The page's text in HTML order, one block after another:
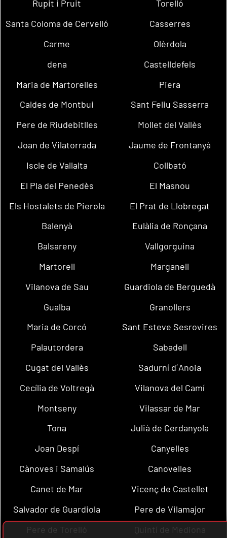
Rupit i Pruit
Torelló
Santa Coloma de Cervelló
Casserres
Carme
Olèrdola
dena
Castelldefels
Maria de Martorelles
Piera
Caldes de Montbui
Sant Feliu Sasserra
Pere de Riudebitlles
Mollet del Vallès
Joan de Vilatorrada
Jaume de Frontanyà
Iscle de Vallalta
Collbató
El Pla del Penedès
El Masnou
Els Hostalets de Pierola
El Prat de Llobregat
Balenyà
Eulàlia de Ronçana
Balsareny
Vallgorguina
Martorell
Marganell
Vilanova de Sau
Guardiola de Berguedà
Gualba
Granollers
Maria de Corcó
Sant Esteve Sesrovires
Palautordera
Sabadell
Cugat del Vallès
Sadurní d´Anoia
Cecília de Voltregà
Vilanova del Camí
Montseny
Vilassar de Mar
Tona
Julià de Cerdanyola
Joan Despí
Canyelles
Cànoves i Samalús
Canovelles
Canet de Mar
Vicenç de Castellet
Salvador de Guardiola
Pere de Vilamajor
Pere de Torelló
Quintí de Mediona